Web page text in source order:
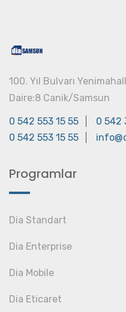
100. Yıl Bulvarı
Daire:8 Canik/Samsun
0 542 553 15 55
0 542
0 542 553 15 55
Programlar
Dia Standart
Dia Enterprise
Dia Mobile
Dia Eticaret